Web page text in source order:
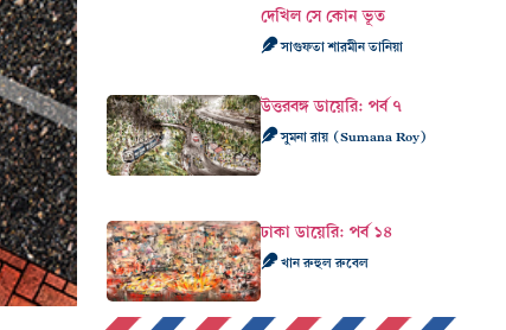
দেখিল সে কোন ভূত
সাগুফতা শারমীন তানিয়া
উত্তরবঙ্গ ডায়েরি: পর্ব ৭
সুমনা রায় (Sumana Roy)
ঢাকা ডায়েরি: পর্ব ১৪
খান রুহুল রুবেল